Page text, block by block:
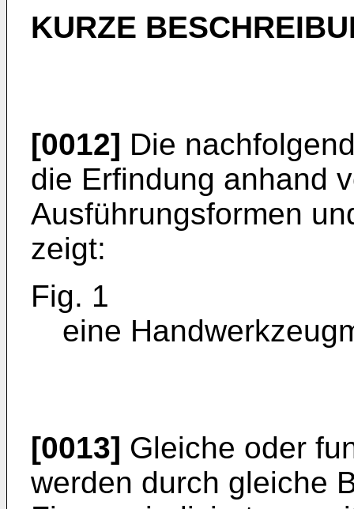
KURZE
[0012] Die
die Erfindung anhand
Ausführungsformen
zeigt:
Fig. 1
eine
[0013] Gleiche oder
werden durch gleiche